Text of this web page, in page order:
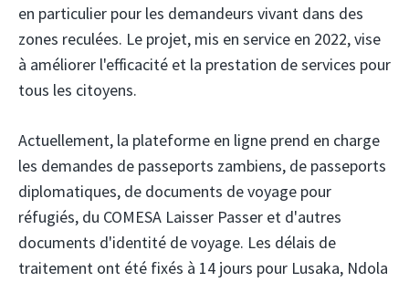
en particulier pour les demandeurs vivant dans des
zones reculées. Le projet, mis en service en 2022, vise
à améliorer l'efficacité et la prestation de services pour
tous les citoyens.
Actuellement, la plateforme en ligne prend en charge
les demandes de passeports zambiens, de passeports
diplomatiques, de documents de voyage pour
réfugiés, du COMESA Laisser Passer et d'autres
documents d'identité de voyage. Les délais de
traitement ont été fixés à 14 jours pour Lusaka, Ndola